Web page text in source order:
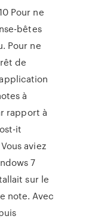
Pour ne
bêtes
Pour ne
de
à
rapport à
it
aviez
7
sur le
note. Avec